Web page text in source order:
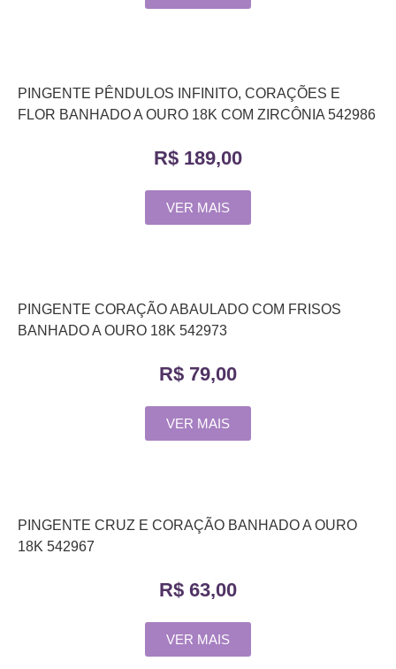
PINGENTE PÊNDULOS INFINITO, CORAÇÕES E
FLOR BANHADO A OURO 18K COM ZIRCÔNIA 542986
R$ 189,00
VER MAIS
PINGENTE CORAÇÃO ABAULADO COM FRISOS
BANHADO A OURO 18K 542973
R$ 79,00
VER MAIS
PINGENTE CRUZ E CORAÇÃO BANHADO A OURO
18K 542967
R$ 63,00
VER MAIS